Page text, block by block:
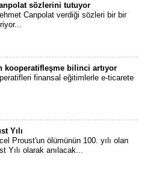
sözlerini tutuyor
Canpolat verdiği sözleri bir bir
kooperatifleşme bilinci artıyor
finansal eğitimlerle e-ticarete
Yılı
Proust'un ölümünün 100. yılı olan
Yılı olarak anılacak...